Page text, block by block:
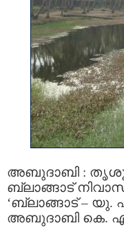
അബുദാബി : തൃശൂർ
ബ്ലാങ്ങാട്
‘ബ്ലാങ്ങാട് – യു.
അബുദാബി കെ.